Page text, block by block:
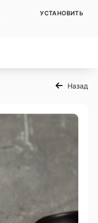
Назад
УСТАНОВИТЬ